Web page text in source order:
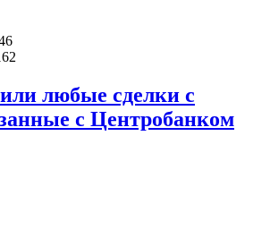
любые сделки с
с Центробанком